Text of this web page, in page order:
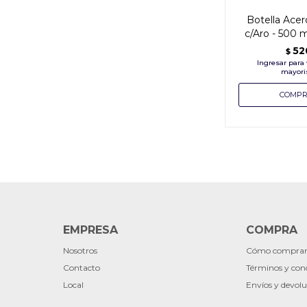
Botella
c/Aro - 500
$
EMPRESA
Nosotros
Contacto
Local
COMPRA
Cómo comprar
Términos y
Envíos y